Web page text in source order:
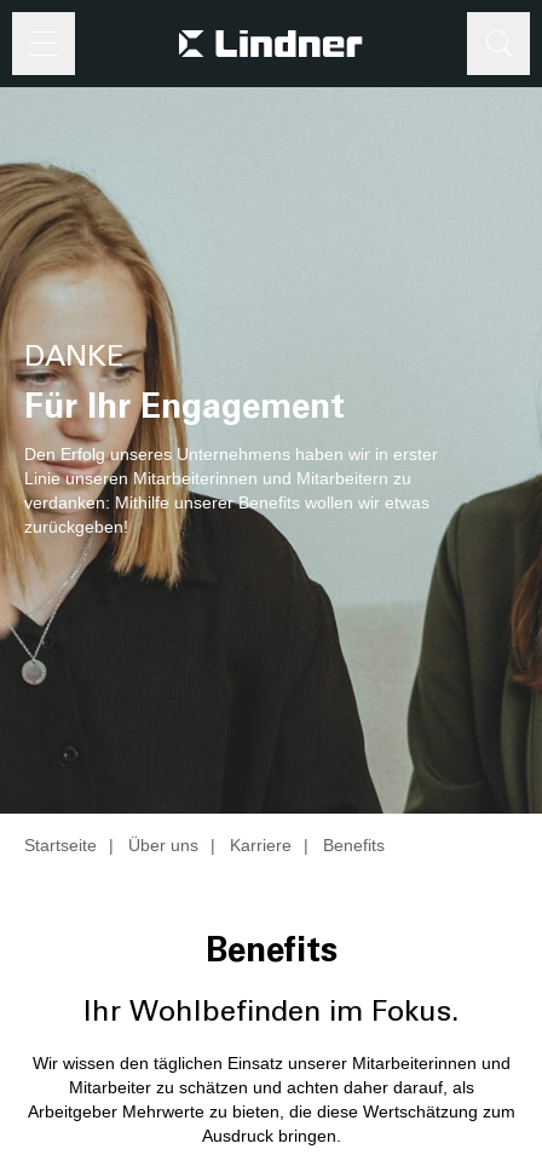
DANKE
Für Ihr Engagement
Den Erfolg unseres Unternehmens haben wir in erster
Linie unseren Mitarbeiterinnen und Mitarbeitern zu
verdanken: Mithilfe unserer Benefits wollen wir etwas
zurückgeben!
Startseite | Über uns | Karriere | Benefits
Benefits
Ihr Wohlbefinden im Fokus.
Wir wissen den täglichen Einsatz unserer Mitarbeiterinnen und
Mitarbeiter zu schätzen und achten daher darauf, als
Arbeitgeber Mehrwerte zu bieten, die diese Wertschätzung zum
Ausdruck bringen.